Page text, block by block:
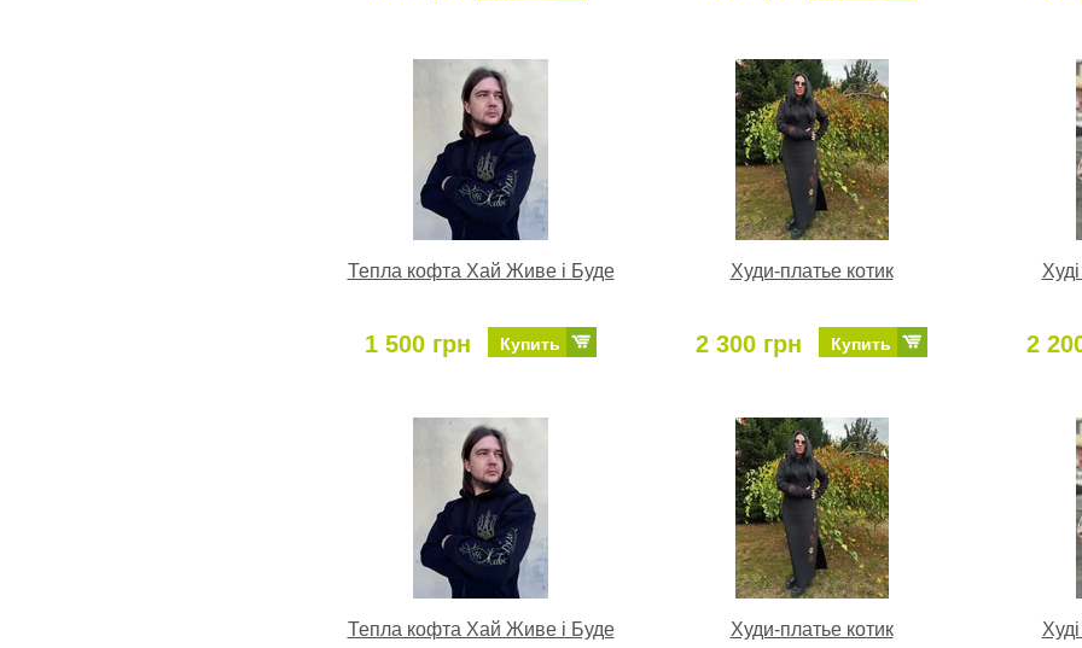
Тепла кофта Хай Живе і Буде
1 500 грн Купить
Худи-платье котик
2 300 грн Купить 2
Тепла кофта Хай Живе і Буде Худи-платье котик